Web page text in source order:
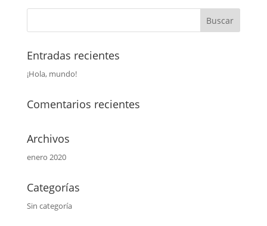
Entradas recientes
¡Hola, mundo!
Comentarios recientes
Archivos
enero 2020
Categorías
Sin categoría